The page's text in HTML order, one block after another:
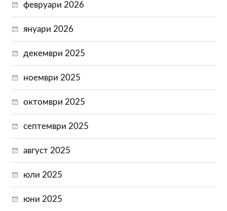
февруари 2026
януари 2026
декември 2025
ноември 2025
октомври 2025
септември 2025
август 2025
юли 2025
юни 2025